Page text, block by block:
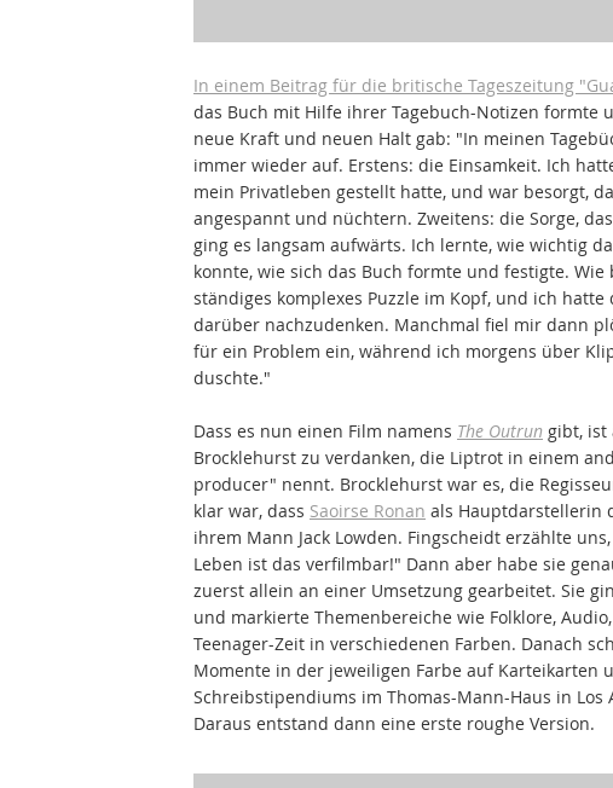
In einem Beitrag für die britische Tageszeitung
das Buch mit Hilfe ihrer Tagebuch-Notizen formte
neue Kraft und neuen Halt gab: "In meinen
immer wieder auf. Erstens: die Einsamkeit. Ich
mein Privatleben gestellt hatte, und war besorgt,
angespannt und nüchtern. Zweitens: die Sorge,
ging es langsam aufwärts. Ich lernte, wie wichtig
konnte, wie sich das Buch formte und festigte.
ständiges komplexes Puzzle im Kopf, und ich
darüber nachzudenken. Manchmal fiel mir dann
für ein Problem ein, während ich morgens über
duschte."
Dass es nun einen Film namens The Outrun gibt, ist
Brocklehurst zu verdanken, die Liptrot in einem
producer" nennt. Brocklehurst war es, die
klar war, dass Saoirse Ronan als Hauptdarstellerin
ihrem Mann Jack Lowden. Fingscheidt erzählte
Leben ist das verfilmbar!" Dann aber habe sie
zuerst allein an einer Umsetzung gearbeitet. Sie
und markierte Themenbereiche wie Folklore,
Teenager-Zeit in verschiedenen Farben. Danach
Momente in der jeweiligen Farbe auf Karteikarten
Schreibstipendiums im Thomas-Mann-Haus in
Daraus entstand dann eine erste roughe Version.